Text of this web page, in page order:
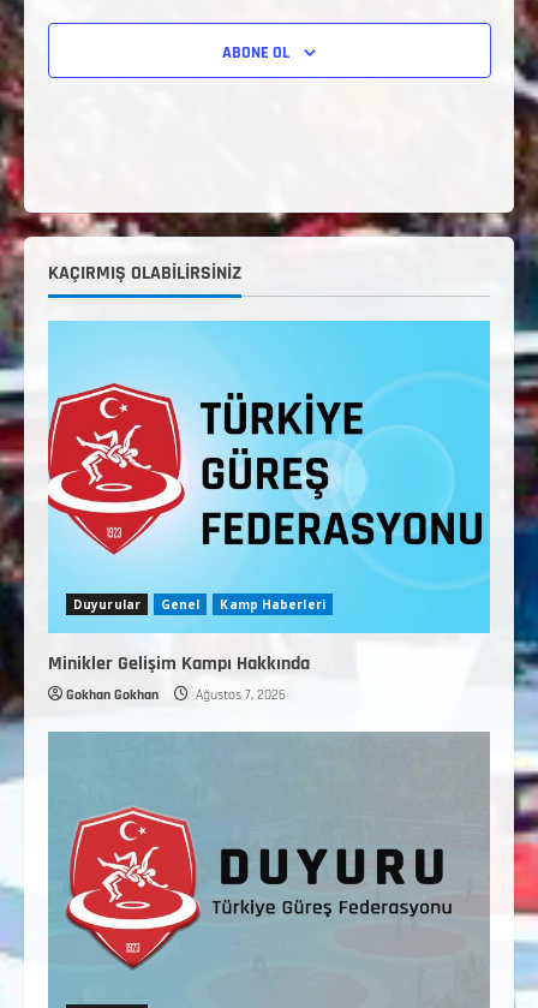
ABONE OL
KAÇIRMIŞ OLABILIRSINIZ
Duyurular Genel Kamp Haberleri
Minikler Gelişim Kampı Hakkında
Gokhan Gokhan Ağustos 7, 2026